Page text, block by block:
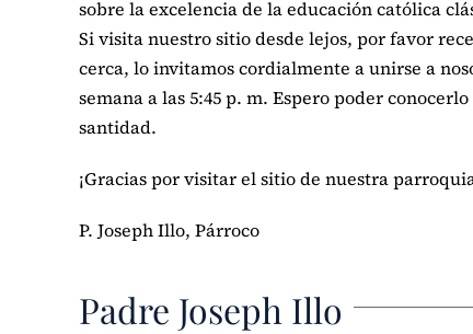
sobre la excelencia de la educación católica
Si visita nuestro sitio desde lejos, por favor
cerca, lo invitamos cordialmente a unirse a
semana a las 5:45 p. m. Espero poder
santidad.
¡Gracias por visitar el sitio de nuestra
P. Joseph Illo, Párroco
Padre Joseph Illo